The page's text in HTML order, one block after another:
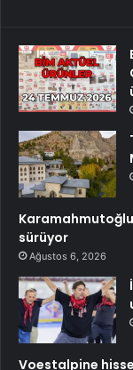
sürüyor
Ağustos 6, 2026
Voestalpine